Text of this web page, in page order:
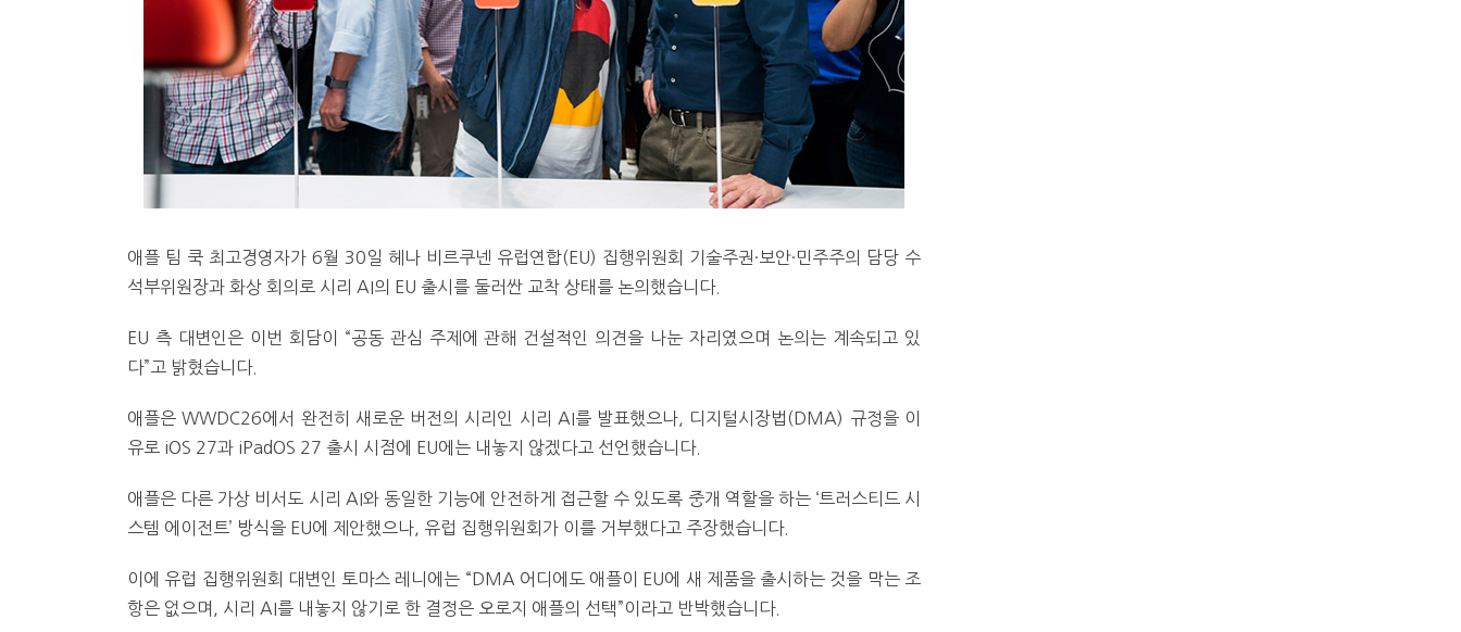
애플 팀 쿡 최고경영자가 6월 30일 헤나 비르쿠넨 유럽연합(EU) 집행위원회 기술주권·보안·민주주의 담당 수
석부위원장과 화상 회의로 시리 AI의 EU 출시를 둘러싼 교착 상태를 논의했습니다.
EU 측 대변인은 이번 회담이 “공동 관심 주제에 관해 건설적인 의견을 나눈 자리였으며 논의는 계속되고 있
다”고 밝혔습니다.
애플은 WWDC26에서 완전히 새로운 버전의 시리인 시리 AI를 발표했으나, 디지털시장법(DMA) 규정을 이
유로 iOS 27과 iPadOS 27 출시 시점에 EU에는 내놓지 않겠다고 선언했습니다.
애플은 다른 가상 비서도 시리 AI와 동일한 기능에 안전하게 접근할 수 있도록 중개 역할을 하는 ‘트러스티드 시
스템 에이전트’ 방식을 EU에 제안했으나, 유럽 집행위원회가 이를 거부했다고 주장했습니다.
이에 유럽 집행위원회 대변인 토마스 레니에는 “DMA 어디에도 애플이 EU에 새 제품을 출시하는 것을 막는 조
항은 없으며, 시리 AI를 내놓지 않기로 한 결정은 오로지 애플의 선택”이라고 반박했습니다.